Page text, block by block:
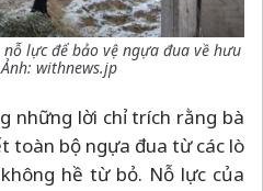
lực để bảo vệ ngựa đua về hưu
withnews.jp
những lời chỉ trích rằng bà
toàn bộ ngựa đua từ các lò
hề từ bỏ. Nỗ lực của